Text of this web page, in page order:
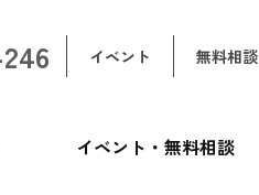
イベント 無料相談
イベント・無料相談